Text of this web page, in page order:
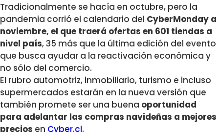
Tradicionalmente se hacía en octubre, pero la
pandemia corrió el calendario del CyberMonday a
noviembre, el que traerá ofertas en 601 tiendas a
nivel país, 35 más que la última edición del evento
que busca ayudar a la reactivación económica y
no sólo del comercio.
El rubro automotriz, inmobiliario, turismo e incluso
supermercados estarán en la nueva versión que
también promete ser una buena oportunidad
para adelantar las compras navideñas a mejores
precios en Cyber.cl.